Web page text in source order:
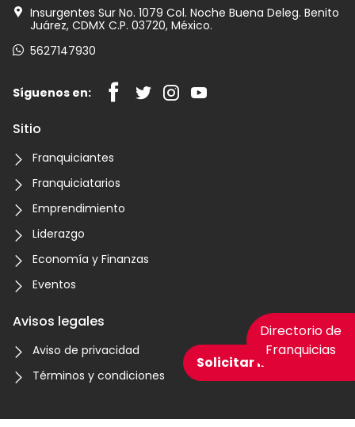
Solicitar información
Directorio de
Franquicias
Insurgentes Sur No. 1079 Col. Noche Buena Deleg. Benito
Juárez, CDMX C.P. 03720, México.
5627147930
Síguenos en:
Sitio
Franquiciantes
Franquiciatarios
Emprendimiento
Liderazgo
Economía y Finanzas
Eventos
Avisos legales
Aviso de privacidad
Términos y condiciones